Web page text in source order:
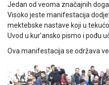
Jedan od veoma značajnih
Visoko jeste manifestacija
mektebske nastave koji u
Uvod u kur’ansko pismo i pođu
Ova manifestacija se održava